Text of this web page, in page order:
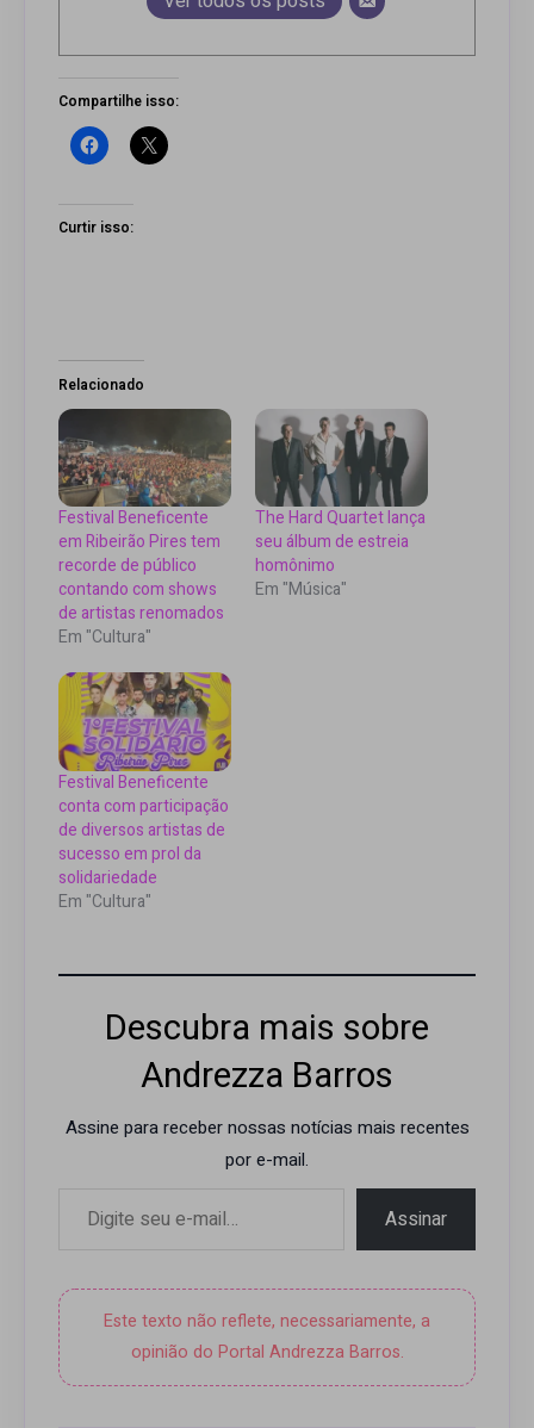
Compartilhe isso:
Curtir isso:
Relacionado
Festival Beneficente
em Ribeirão Pires tem
recorde de público
contando com shows
de artistas renomados
Em "Cultura"
The Hard Quartet lança
seu álbum de estreia
homônimo
Em "Música"
Festival Beneficente
conta com participação
de diversos artistas de
sucesso em prol da
solidariedade
Em "Cultura"
Descubra mais sobre
Andrezza Barros
Assine para receber nossas notícias mais recentes
por e-mail.
Assinar
Este texto não reflete, necessariamente, a
opinião do Portal Andrezza Barros.